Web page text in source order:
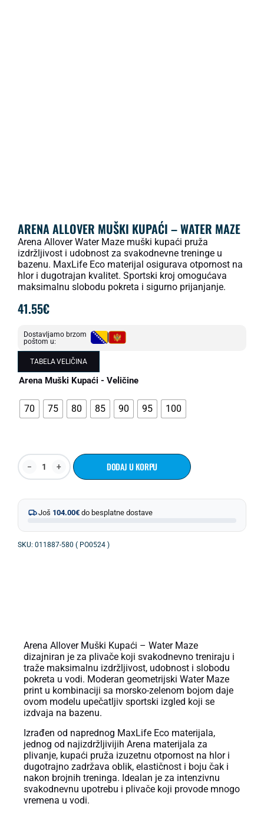
ARENA ALLOVER MUŠKI KUPAĆI – WATER MAZE
Arena Allover Water Maze muški kupaći pruža
izdržljivost i udobnost za svakodnevne treninge u
bazenu. MaxLife Eco materijal osigurava otpornost na
hlor i dugotrajan kvalitet. Sportski kroj omogućava
maksimalnu slobodu pokreta i sigurno prijanjanje.
41.55€
Dostavljamo brzom
poštom u:
TABELA VELIČINA
Arena Muški Kupaći - Veličine
70 75 80 85 90 95 100
DODAJ U KORPU
Još 104.00€ do besplatne dostave
SKU: 011887-580 ( PO0524 )
Arena Allover Muški Kupaći – Water Maze
dizajniran je za plivače koji svakodnevno treniraju i
traže maksimalnu izdržljivost, udobnost i slobodu
pokreta u vodi. Moderan geometrijski Water Maze
print u kombinaciji sa morsko-zelenom bojom daje
ovom modelu upečatljiv sportski izgled koji se
izdvaja na bazenu.
Izrađen od naprednog MaxLife Eco materijala,
jednog od najizdržljivijih Arena materijala za
plivanje, kupaći pruža izuzetnu otpornost na hlor i
dugotrajno zadržava oblik, elastičnost i boju čak i
nakon brojnih treninga. Idealan je za intenzivnu
svakodnevnu upotrebu i plivače koji provode mnogo
vremena u vodi.